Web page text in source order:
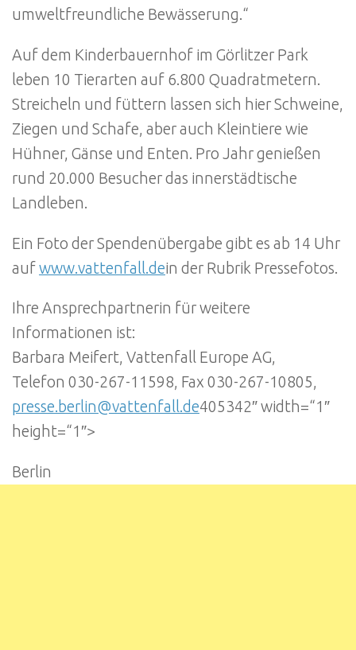
umweltfreundliche Bewässerung.“
Auf dem Kinderbauernhof im Görlitzer Park
leben 10 Tierarten auf 6.800 Quadratmetern.
Streicheln und füttern lassen sich hier Schweine,
Ziegen und Schafe, aber auch Kleintiere wie
Hühner, Gänse und Enten. Pro Jahr genießen
rund 20.000 Besucher das innerstädtische
Landleben.
Ein Foto der Spendenübergabe gibt es ab 14 Uhr
aufwww.vattenfall.dein der Rubrik Pressefotos.
Ihre Ansprechpartnerin für weitere
Informationen ist:
Barbara Meifert, Vattenfall Europe AG,
Telefon 030-267-11598, Fax 030-267-10805,
presse.berlin@vattenfall.de405342″ width=“1″
height=“1″>
Berlin